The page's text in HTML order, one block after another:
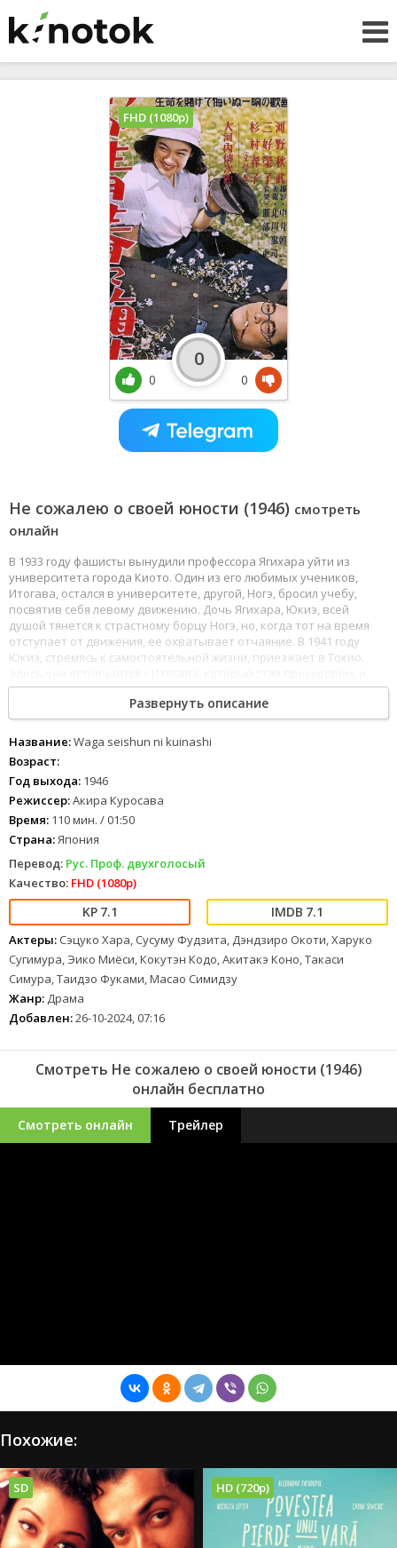
Не сожалею о своей юности (1946) смотреть
онлайн
В 1933 году фашисты вынудили профессора Ягихара уйти из
университета города Киото. Один из его любимых учеников,
Итогава, остался в университете, другой, Ногэ, бросил учебу,
посвятив себя левому движению. Дочь Ягихара, Юкиэ, всей
душой тянется к страстному борцу Ногэ, но, когда тот на время
отступает от движения, ее охватывает отчаяние. В 1941 году
Юкиэ, стремясь к самостоятельной жизни, приезжает в Токио.
через него узнает, что Ногэ тоже находится в Токио. Юкиэ вновь
встречается с Ногэ, который участвует в подпольном
антивоенном движениии. Она поселяется вместе с ним, но
счастье их длится недолго.
Развернуть описание
Название:Waga seishun ni kuinashi
Возраст:
Год выхода: 1946
Режиссер:Акира Куросава
Время: 110 мин. / 01:50
Страна:Япония
Перевод: Рус. Проф. двухголосый
Качество: FHD (1080p)
7.1 7.1
Актеры: Сэцуко Хара, Сусуму Фудзита, Дэндзиро Окоти, Харуко
Сугимура, Эико Миёси, Кокутэн Кодо, Акитакэ Коно, Такаси
Симура, Таидзо Фуками, Масао Симидзу
Жанр: Драма
Добавлен:26-10-2024, 07:16
FHD (1080p)
0
0
0
Смотреть Не сожалею о своей юности (1946)
онлайн бесплатно
Смотреть онлайн Трейлер
Похожие:
SD HD (720p)